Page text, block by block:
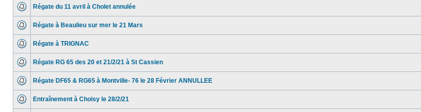
Régate du 11 avril à Cholet annulée
Régate à Beaulieu sur mer le 21 Mars
Régate à TRIGNAC
Régate RG 65 des 20 et 21/2/21 à St Cassien
Régate DF65 & RG65 à Montville- 76 le 28 Février ANNULLEE
Entraînement à Choisy le 28/2/21